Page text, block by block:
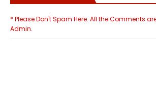
* Please Don't Spam Here. All the Comments
Admin.